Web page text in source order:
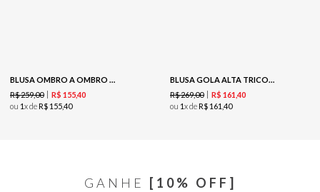
BLUSA OMBRO A OMBRO DEVOREE - GREEN
R$259,00 R$ 15540
ou 1x deR$ 15540
BLUSA GOLA ALTA TRICOT - AVEIA/OFF
R$269,00 R$ 161 40
ou 1x deR$ 161 40
GANHE
[10% OFF]